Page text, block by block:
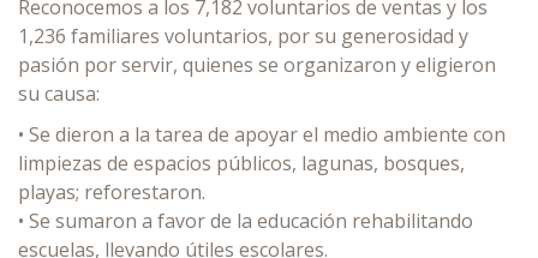
Reconocemos a los 7,182 voluntarios de ventas y los
1,236 familiares voluntarios, por su generosidad y
pasión por servir, quienes se organizaron y eligieron
su causa:
• Se dieron a la tarea de apoyar el medio ambiente con
limpiezas de espacios públicos, lagunas, bosques,
playas; reforestaron.
• Se sumaron a favor de la educación rehabilitando
escuelas, llevando útiles escolares.